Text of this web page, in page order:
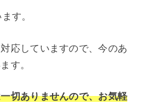
す。
応していますので、今のあ
す。
切ありませんので、お気軽